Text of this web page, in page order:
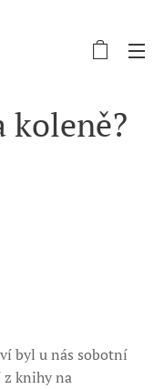
koleně?
byl u nás sobotní
z knihy na